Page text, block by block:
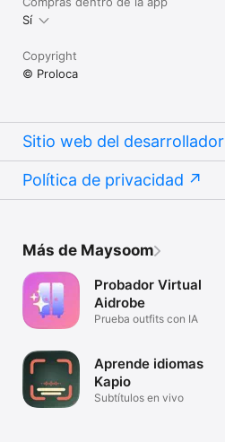
Sí
Copyright
© Proloca
Sitio web del desarrollador
Política de privacidad
Más de Maysoom
Probador Virtual
Aidrobe
Prueba outfits con IA
Aprende idiomas
Kapio
Subtítulos en vivo